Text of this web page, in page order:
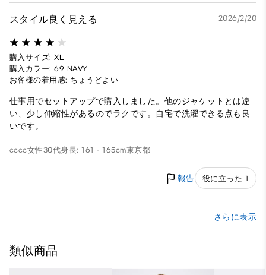
スタイル良く見える 2026/2/20
購入サイズ: XL
購入カラー: 69 NAVY
お客様の着用感: ちょうどよい
仕事用でセットアップで購入しました。他のジャケットとは違
い、少し伸縮性があるのでラクです。自宅で洗濯できる点も良
いです。
cccc女性30代身長: 161 - 165cm東京都
報告 役に立った 1
さらに表示
類似商品